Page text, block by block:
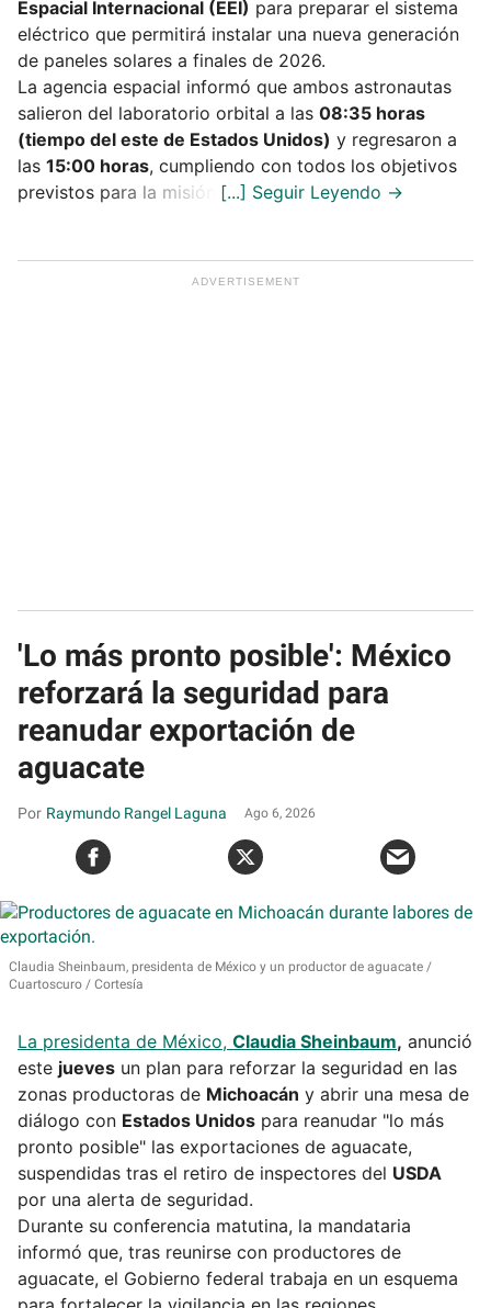
Espacial Internacional (EEI) para preparar el sistema
eléctrico que permitirá instalar una nueva generación
de paneles solares a finales de 2026.
La agencia espacial informó que ambos astronautas
salieron del laboratorio orbital a las 08:35 horas
(tiempo del este de Estados Unidos) y regresaron a
las 15:00 horas, cumpliendo con todos los objetivos
previstos para la misión.
'Lo más pronto posible': México
reforzará la seguridad para
reanudar exportación de
aguacate
Raymundo Rangel Laguna Ago 6, 2026
Claudia Sheinbaum, presidenta de México y un productor de aguacate
Cuartoscuro / Cortesía
La presidenta de México, Claudia Sheinbaum, anunció
este jueves un plan para reforzar la seguridad en las
zonas productoras de Michoacán y abrir una mesa de
diálogo con Estados Unidos para reanudar "lo más
pronto posible" las exportaciones de aguacate,
suspendidas tras el retiro de inspectores del USDA
por una alerta de seguridad.
Durante su conferencia matutina, la mandataria
informó que, tras reunirse con productores de
aguacate, el Gobierno federal trabaja en un esquema